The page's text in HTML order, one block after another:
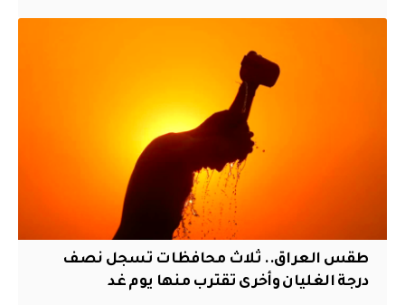
طقس العراق.. ثلاث محافظات تسجل نصف
درجة الغليان وأخرى تقترب منها يوم غد